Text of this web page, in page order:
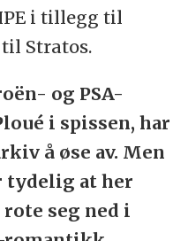
i tillegg til
Stratos.
og PSA-
i spissen, har
å øse av. Men
tydelig at her
seg ned i